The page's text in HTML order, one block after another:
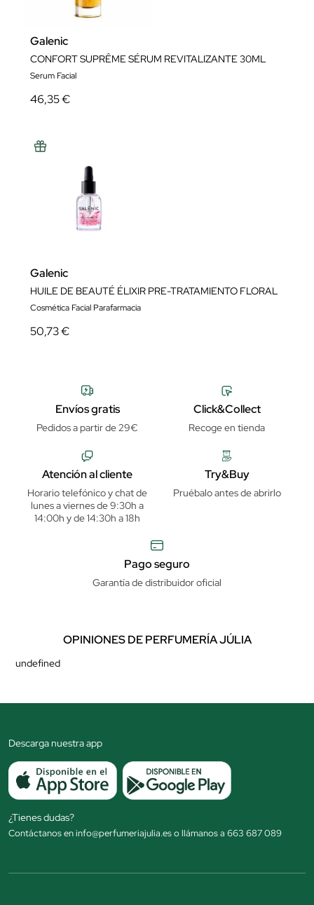
Galenic
CONFORT SUPRÊME SÉRUM REVITALIZANTE 30ML
Serum Facial
46,35 €
Galenic
HUILE DE BEAUTÉ ÉLIXIR PRE-TRATAMIENTO FLORAL
Cosmética Facial Parafarmacia
50,73 €
Envíos gratis
Pedidos a partir de 29€
Click&Collect
Recoge en tienda
Atención al cliente
Horario telefónico y chat de
lunes a viernes de 9:30h a
14:00h y de 14:30h a 18h
Try&Buy
Pruébalo antes de abrirlo
Pago seguro
Garantía de distribuidor oficial
OPINIONES DE PERFUMERÍA JÚLIA
undefined
Descarga nuestra app
¿Tienes dudas?
Contáctanos en info@perfumeriajulia.es o llámanos a 663 687 089